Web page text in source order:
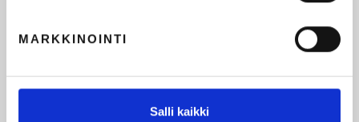
MARKKINOINTI
Salli kaikki